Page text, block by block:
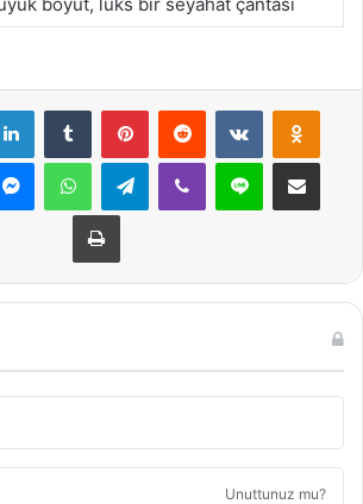
LinkedInTumblr PinterestReddit VKontakte
MessengerWhatsAppTelegramViber Line E-Posta ile
Yazdır
Unuttunuz mu?